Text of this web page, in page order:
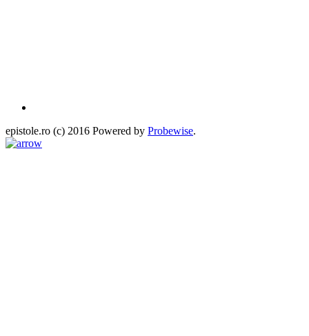
epistole.ro (c) 2016 Powered by Probewise.